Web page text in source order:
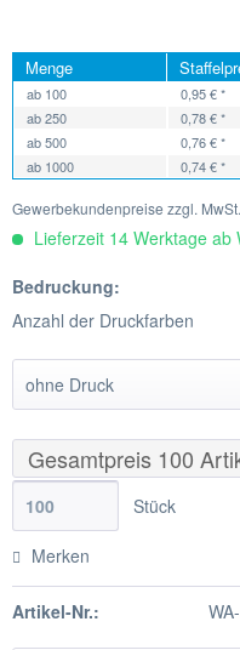
Menge
ab 100
0,95 € *
ab250
0,78 € *
ab500
0,76 € *
ab 1000 0,74 € *
Gewerbekundenpreise zzgl. MwSt.
Lieferzeit 14 Werktage ab
Bedruckung:
Anzahl der Druckfarben
Gesamtpreis 100
Stück
Merken
Artikel-Nr.: